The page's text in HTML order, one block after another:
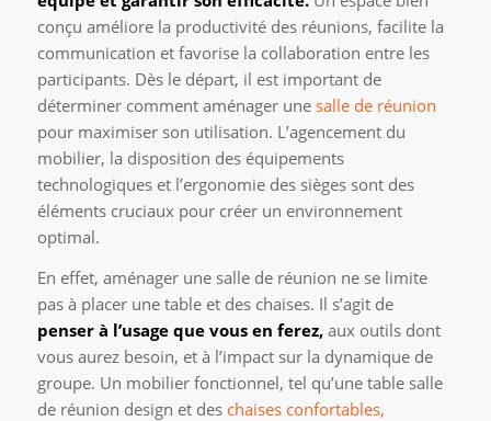
conçu améliore la productivité des réunions, facilite la
communication et favorise la collaboration entre les
participants. Dès le départ, il est important de
déterminer comment aménager unesalle de réunion
pour maximiser son utilisation. L’agencement du
mobilier, la disposition des équipements
technologiques et l’ergonomie des sièges sont des
éléments cruciaux pour créer un environnement
optimal.
En effet, aménager une salle de réunion ne se limite
pas à placer une table et des chaises. Il s’agit de
penser à l’usage que vous en ferez,aux outils dont
vous aurez besoin, et à l’impact sur la dynamique de
groupe. Un mobilier fonctionnel, tel qu’une table salle
de réunion design et des chaises confortables,